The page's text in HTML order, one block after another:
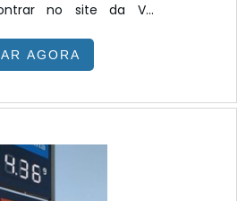
no site da VEX
mais informações
do ramo e
ramo.DETALHES
pesquisa na
de LED para posto em
AGORA